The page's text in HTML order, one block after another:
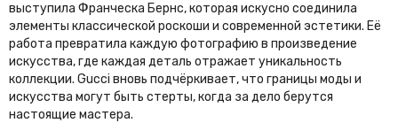
выступила Франческа Бернс, которая искусно соединила
элементы классической роскоши и современной эстетики. Её
работа превратила каждую фотографию в произведение
искусства, где каждая деталь отражает уникальность
коллекции. Gucci вновь подчёркивает, что границы моды и
искусства могут быть стерты, когда за дело берутся
настоящие мастера.